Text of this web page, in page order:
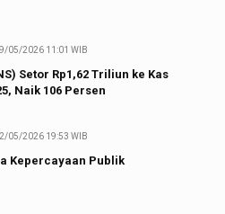
05/2026 11:01 WIB
Setor Rp1,62 Triliun ke Kas
Naik 106 Persen
05/2026 19:53 WIB
Kepercayaan Publik